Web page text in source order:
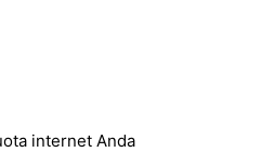
internet Anda